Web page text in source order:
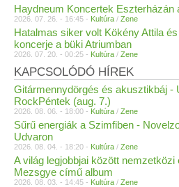
Haydneum Koncertek Eszterházán
2026. 07. 26. - 16:45 - Kultúra / Zene
Hatalmas siker volt Kökény Attila
koncerje a büki Atriumban
2026. 07. 20. - 00:25 - Kultúra / Zene
KAPCSOLÓDÓ HÍREK
Gitármennydörgés és akusztikbáj -
RockPéntek (aug. 7.)
2026. 08. 06. - 18:00 - Kultúra / Zene
Sűrű energiák a Szimfiben -
Udvaron
2026. 08. 04. - 18:20 - Kultúra / Zene
A világ legjobbjai között
Mezsgye című album
2026. 08. 03. - 14:45 - Kultúra / Zene